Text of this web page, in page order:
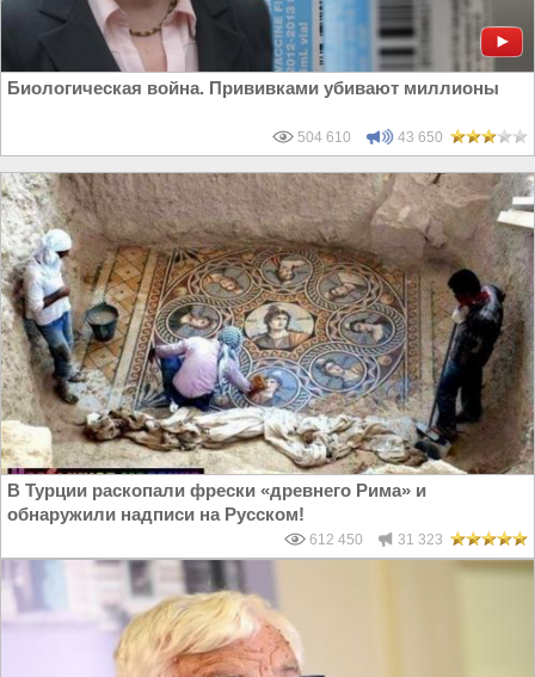
Биологическая война. Прививками убивают миллионы
504 610 43 650
В Турции раскопали фрески «древнего Рима» и
обнаружили надписи на Русском!
612 450 31 323